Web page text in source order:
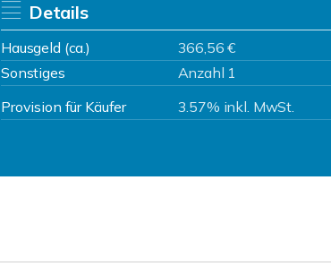
Details
Hausgeld (ca.) 366,56 €
Sonstiges
Anzahl 1
Provision für Käufer
3.57% inkl. MwSt.